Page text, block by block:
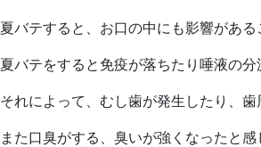
夏バテすると、お口の中にも影響があ
夏バテをすると免疫が落ちたり 唾液の分
それによって、むし歯が発生したり、
また口臭がする、臭いが強くなったと感